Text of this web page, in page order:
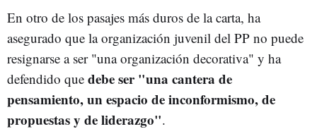
En otro de los pasajes más duros de la carta, ha
asegurado que la organización juvenil del PP no puede
resignarse a ser "una organización decorativa" y ha
defendido que debe ser "una cantera de
pensamiento, un espacio de inconformismo, de
propuestas y de liderazgo".